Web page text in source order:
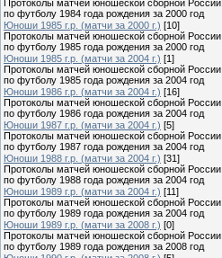
Протоколы матчей юношеской сборной России
по футболу 1984 года рождения за 2000 год
Юноши 1985 г.р. (матчи за 2000 г.) [10]
Протоколы матчей юношеской сборной России
по футболу 1985 года рождения за 2000 год
Юноши 1985 г.р. (матчи за 2004 г.) [1]
Протоколы матчей юношеской сборной России
по футболу 1985 года рождения за 2004 год
Юноши 1986 г.р. (матчи за 2004 г.) [16]
Протоколы матчей юношеской сборной России
по футболу 1986 года рождения за 2004 год
Юноши 1987 г.р. (матчи за 2004 г.) [5]
Протоколы матчей юношеской сборной России
по футболу 1987 года рождения за 2004 год
Юноши 1988 г.р. (матчи за 2004 г.) [31]
Протоколы матчей юношеской сборной России
по футболу 1988 года рождения за 2004 год
Юноши 1989 г.р. (матчи за 2004 г.) [11]
Протоколы матчей юношеской сборной России
по футболу 1989 года рождения за 2004 год
Юноши 1989 г.р. (матчи за 2008 г.) [0]
Протоколы матчей юношеской сборной России
по футболу 1989 года рождения за 2008 год